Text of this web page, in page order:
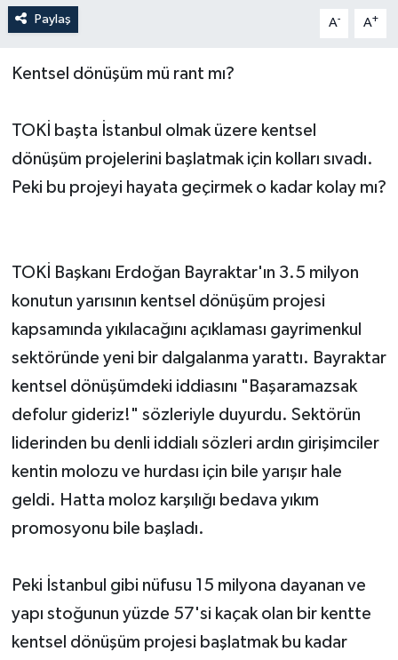
Paylaş A- A+
Kentsel dönüşüm mü rant mı?
TOKİ başta İstanbul olmak üzere kentsel
dönüşüm projelerini başlatmak için kolları sıvadı.
Peki bu projeyi hayata geçirmek o kadar kolay mı?
TOKİ Başkanı Erdoğan Bayraktar'ın 3.5 milyon
konutun yarısının kentsel dönüşüm projesi
kapsamında yıkılacağını açıklaması gayrimenkul
sektöründe yeni bir dalgalanma yarattı. Bayraktar
kentsel dönüşümdeki iddiasını "Başaramazsak
defolur gideriz!" sözleriyle duyurdu. Sektörün
liderinden bu denli iddialı sözleri ardın girişimciler
kentin molozu ve hurdası için bile yarışır hale
geldi. Hatta moloz karşılığı bedava yıkım
promosyonu bile başladı.
Peki İstanbul gibi nüfusu 15 milyona dayanan ve
yapı stoğunun yüzde 57'si kaçak olan bir kentte
kentsel dönüşüm projesi başlatmak bu kadar